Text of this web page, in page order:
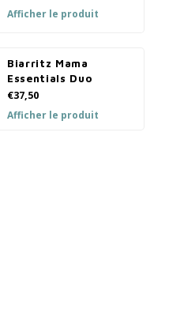
Afficher le produit
Biarritz Mama
Essentials Duo
€37,50
Afficher le produit